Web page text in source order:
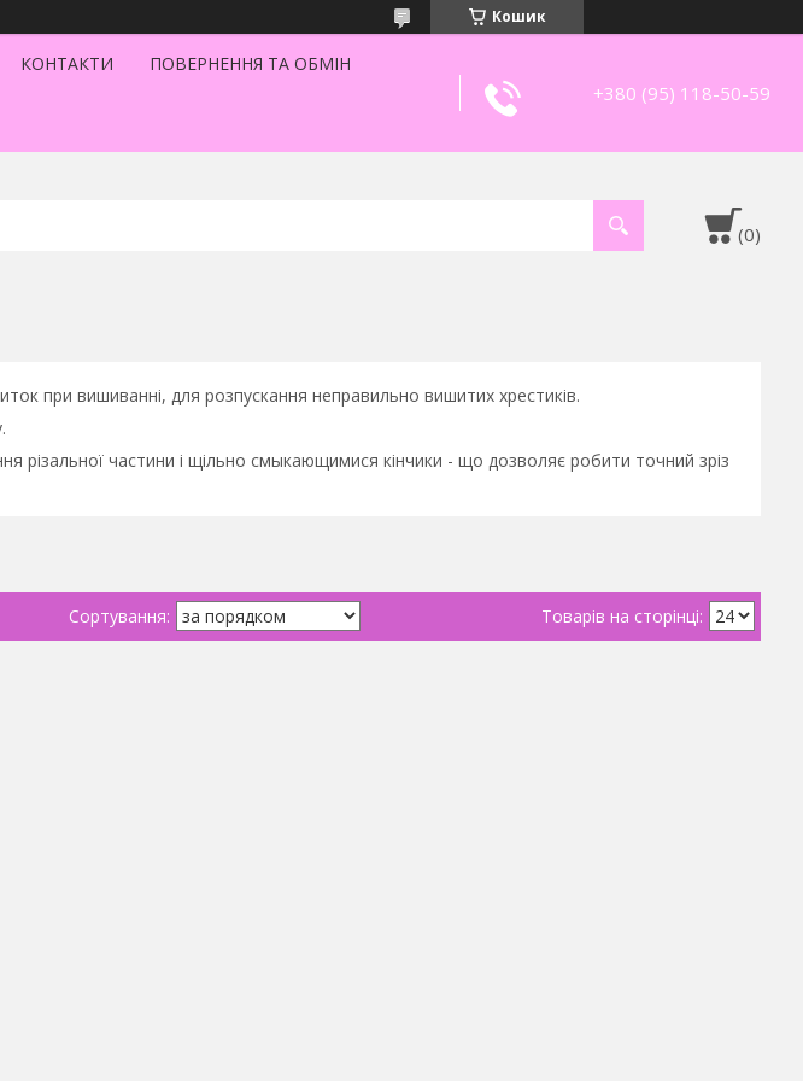
Кошик
КОНТАКТИ ПОВЕРНЕННЯ ТА ОБМІН
+380 (95) 118-50-59
при вишиванні, для розпускання неправильно вишитих хрестиків.
різальної частини і щільно смыкающимися кінчики - що дозволяє робити точний зріз